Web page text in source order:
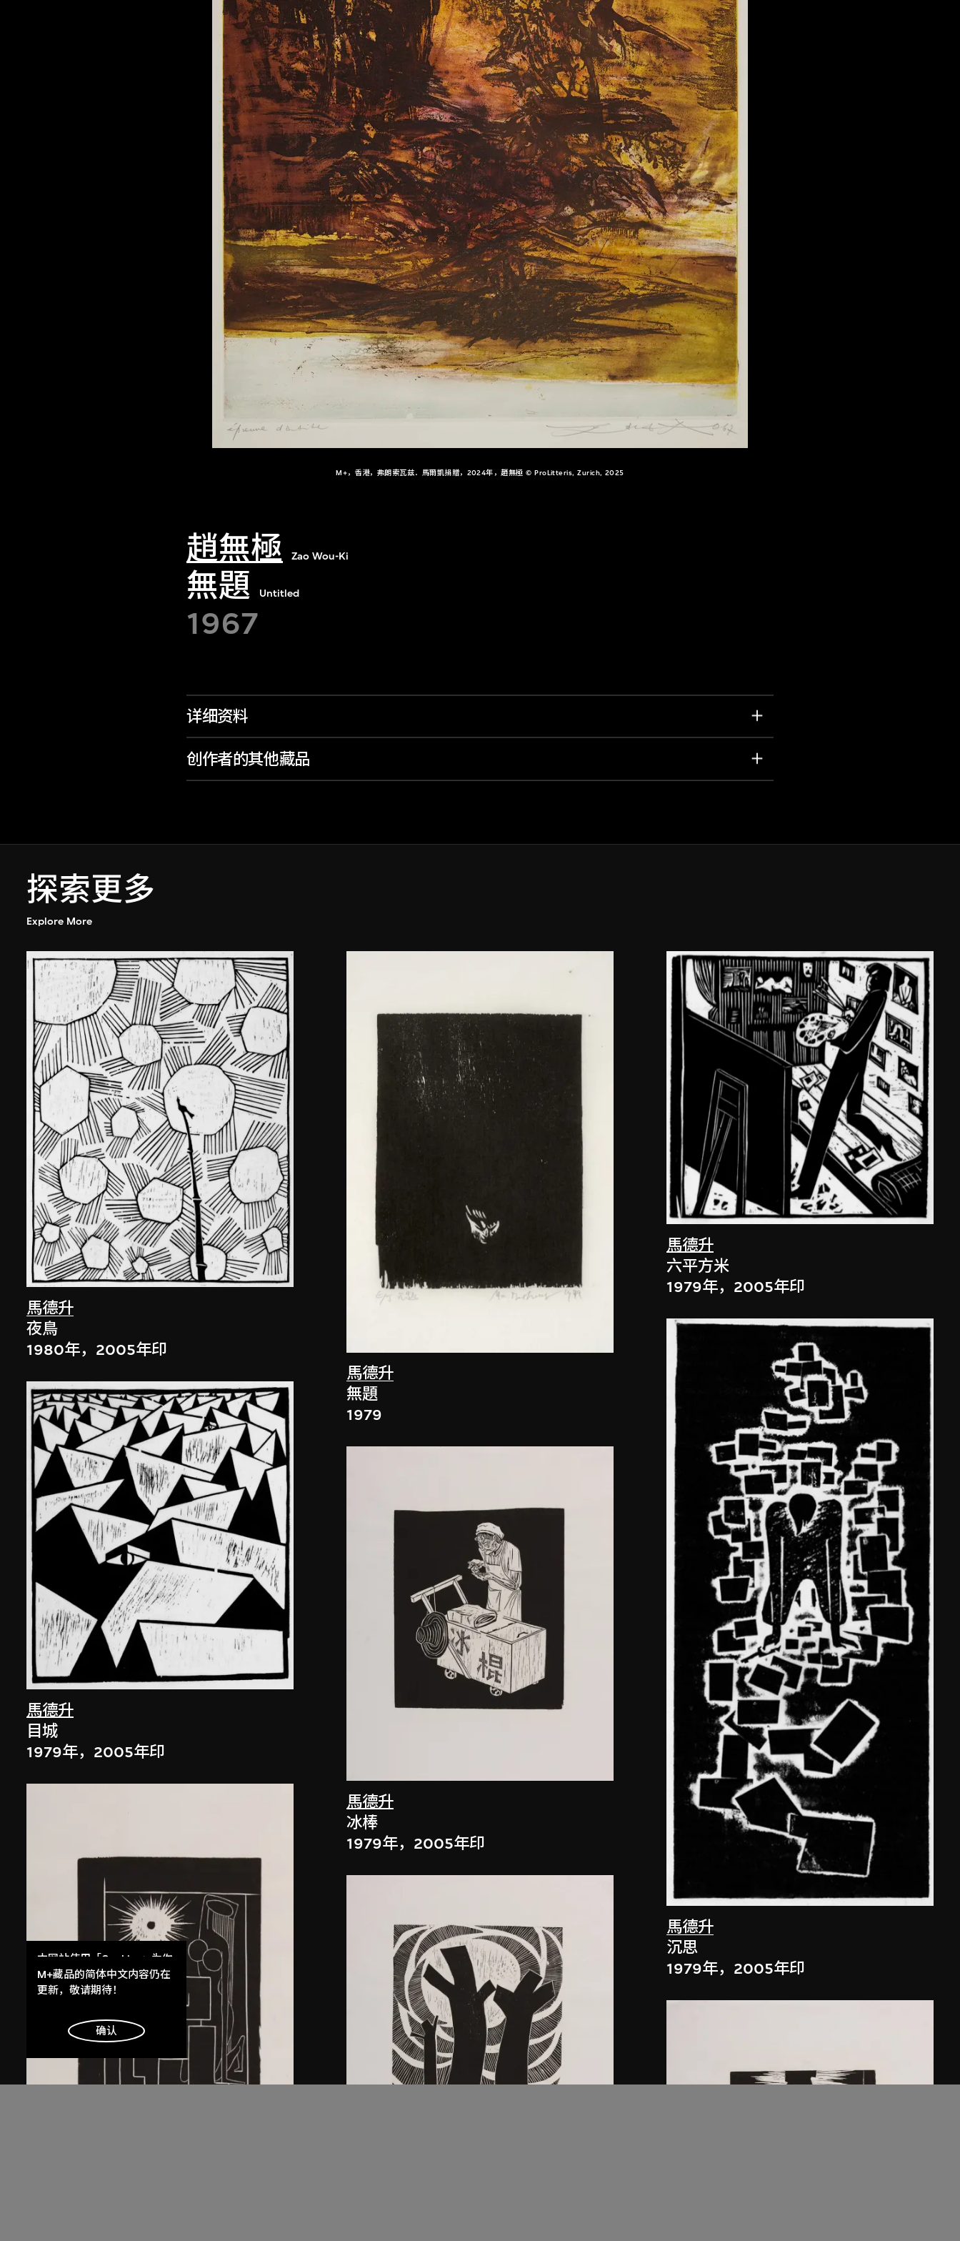
M+，香港，弗朗索瓦兹．馬爾凱捐贈，2024年，趙無極 © ProLitteris, Zurich, 2025
趙無極 Zao Wou-Ki
無題 Untitled
1967
详细资料
创作者的其他藏品
探索更多
Explore More
馬德升
夜鳥
1980年，2005年印
馬德升
目城
1979年，2005年印
馬德升
無題
1979
馬德升
冰棒
1979年，2005年印
馬德升
六平方米
1979年，2005年印
馬德升
沉思
1979年，2005年印
本网站使用「Cookies」为你
提供最好的网站体验。
了解更多
明白
M+藏品的简体中文内容仍在
更新，敬请期待！
确认